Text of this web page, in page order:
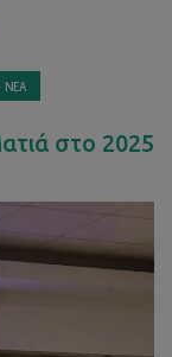
στο 2025